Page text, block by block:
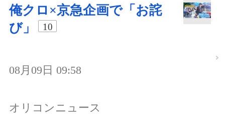
俺クロ×京急企画で「お詫
び」
10
08月09日 09:58
オリコンニュース